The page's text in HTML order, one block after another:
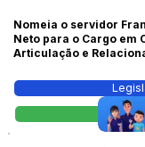
Nomeia o servidor
Neto para o Cargo em
Articulação e